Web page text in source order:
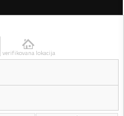
verifikovana lokacija